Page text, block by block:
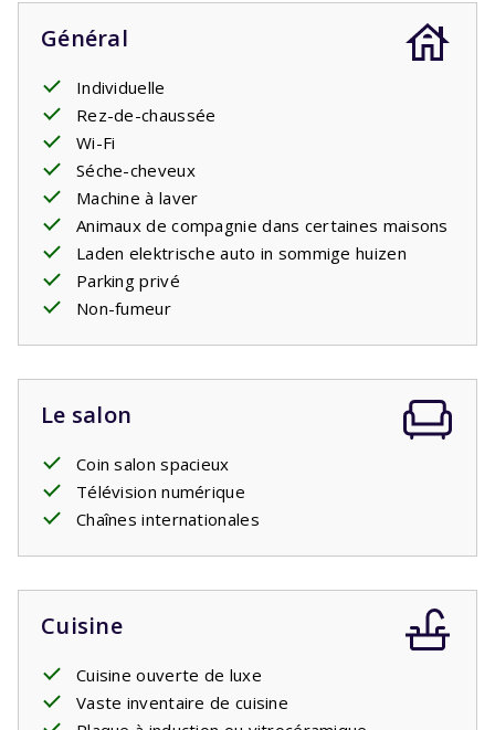
souhaitez vous détendre pendant vos vacances ? Lasalle
de bainspacieuse dispose d'une baignoire et d'une
grand
jardin
d'environ 800m² où vous avez le choix, vous
pourrez vous asseoir au soleil mais aussi à l’ombre,
comme vous préférez. Plusieurs villas disposent
d'une
borne de recharge
électriques. Si tel est le cas, vous pouvez l'ajouter en tant
qu'élément facultatif. C'est uneprise standardcomme
toutes les autres prises de la maison. Vous devrez peut-
être apportez votre
Votre séjour comprend les lits faits.
Général
Individuelle
Rez-de-chaussée
Wi-Fi
Séche-cheveux
Machine à laver
Animaux de compagnie dans certaines maisons
Laden elektrische auto in sommige huizen
Parking privé
Non-fumeur
Le salon
Coin salon spacieux
Télévision numérique
Chaînes internationales
Cuisine
Cuisine ouverte de luxe
Vaste inventaire de cuisine